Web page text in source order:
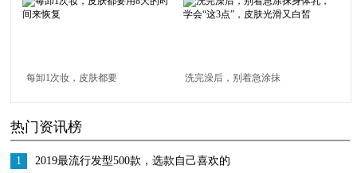
的款式或许正是你要的
每卸1次妆，皮肤都要 洗完澡后，别着急涂抹
热门资讯榜
1
2019最流行发型500款，选款自己喜欢的